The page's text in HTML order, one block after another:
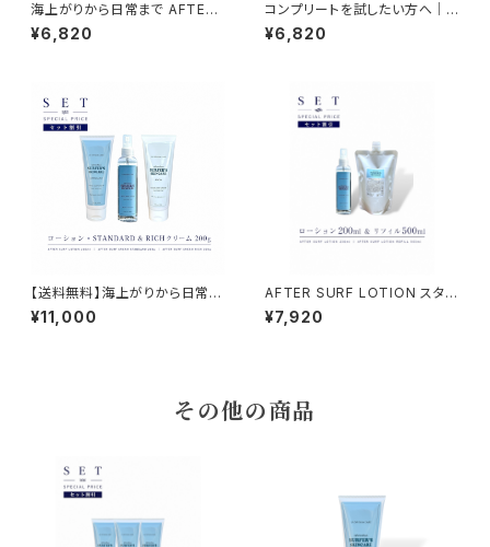
海上がりから日常まで AFTER
SURF LOTION & CREAM RI
CH SET｜より手厚い2ステップ
¥6,820
コンプリートを試したい方へ｜
全部入りお試しセット｜NAMIH
ADA（ミスト＋STANDARD60
¥6,820
【送料無料】海上がりから日常ま
で NAMIHADA ALL SET｜フ
ルラインナップを体験できるコン
¥11,000
AFTER SURF LOTION スター
ター＆リフィルセット（200ml＋5
00ml）
¥7,920
その他の商品